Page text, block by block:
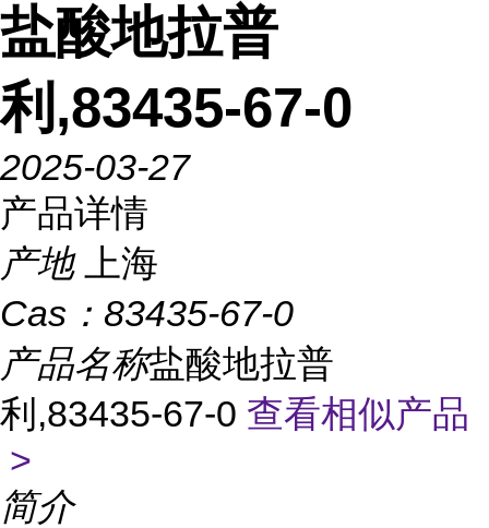
盐酸地拉普
利,83435-67-0
2025-03-27
产品详情
产地
上海
Cas： 83435-67-0
产品名称盐酸地拉普
利,83435-67-0 查看相似产品
>
简介